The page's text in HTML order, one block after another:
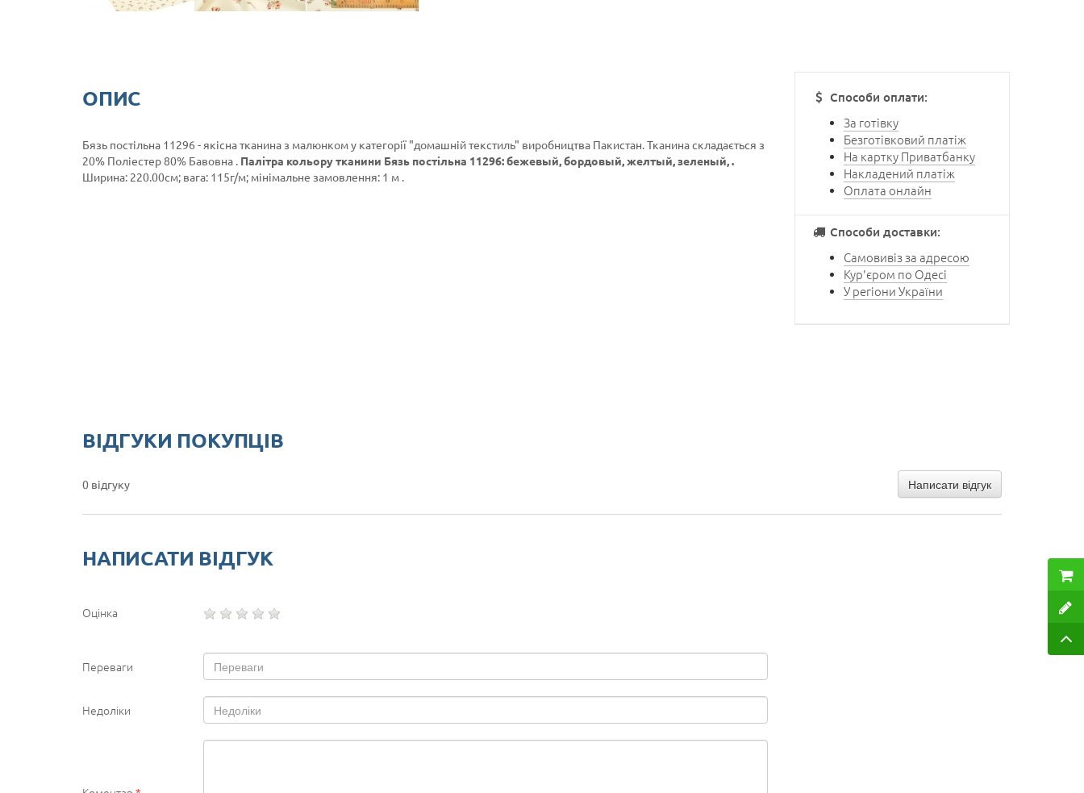
ОПИС
Бязь постільна 11296 - якісна тканина з малюнком у категорії "домашній текстиль" виробництва Пакистан. Тканина складається з
20% Поліестер 80% Бавовна . Палітра кольору тканини Бязь постільна 11296: бежевый, бордовый, желтый, зеленый, .
Ширина: 220.00см; вага: 115г/м; мінімальне замовлення: 1 м .
Способи оплати:
За готівку
Безготівковий платіж
На картку Приватбанку
Накладений платіж
Оплата онлайн
Способи доставки:
Самовивіз за адресою
Кур'єром по Одесі
У регіони України
ВІДГУКИ ПОКУПЦІВ
0 відгуку Написати відгук
НАПИСАТИ ВІДГУК
Оцінка
Переваги
Недоліки